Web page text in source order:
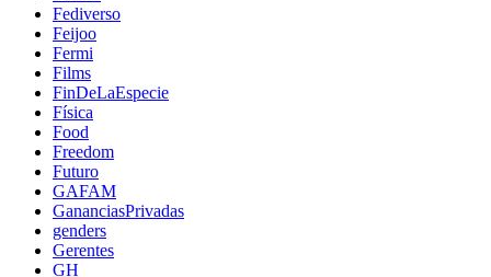
Fediverso
Feijoo
Fermi
Films
FinDeLaEspecie
Física
Food
Freedom
Futuro
GAFAM
GananciasPrivadas
genders
Gerentes
GH